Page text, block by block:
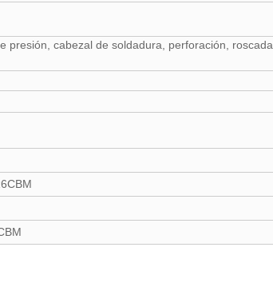
presión, cabezal de soldadura, perforación, roscada